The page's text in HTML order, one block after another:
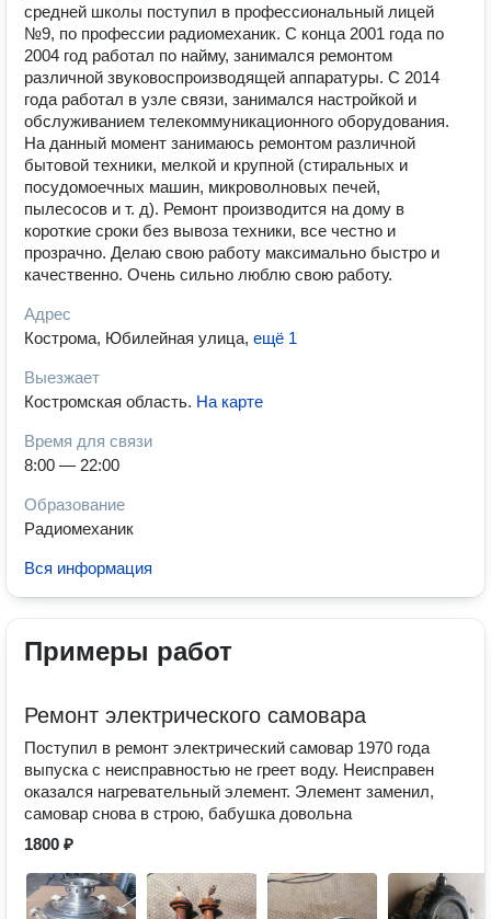
средней школы поступил в профессиональный лицей
№9, по профессии радиомеханик. С конца 2001 года по
2004 год работал по найму, занимался ремонтом
различной звуковоспроизводящей аппаратуры. С 2014
года работал в узле связи, занимался настройкой и
обслуживанием телекоммуникационного оборудования.
На данный момент занимаюсь ремонтом различной
бытовой техники, мелкой и крупной (стиральных и
посудомоечных машин, микроволновых печей,
пылесосов и т. д). Ремонт производится на дому в
короткие сроки без вывоза техники, все честно и
прозрачно. Делаю свою работу максимально быстро и
качественно. Очень сильно люблю свою работу.
Адрес
Кострома, Юбилейная улица, ещё 1
Выезжает
Костромская область. На карте
Время для связи
8:00 — 22:00
Образование
Радиомеханик
Вся информация
Примеры работ
Ремонт электрического самовара
Поступил в ремонт электрический самовар 1970 года
выпуска с неисправностью не греет воду. Неисправен
оказался нагревательный элемент. Элемент заменил,
самовар снова в строю, бабушка довольна
1800 ₽